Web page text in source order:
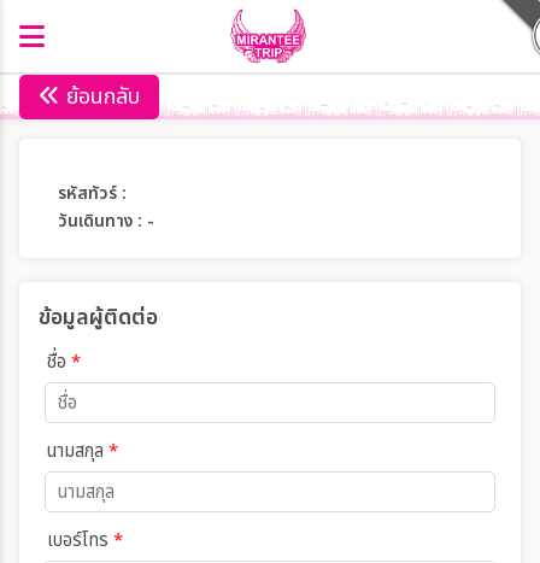
ย้อนกลับ
รหัสทัวร์ :
วันเดินทาง : -
ข้อมูลผู้ติดต่อ
ชื่อ *
นามสกุล *
เบอร์โทร *